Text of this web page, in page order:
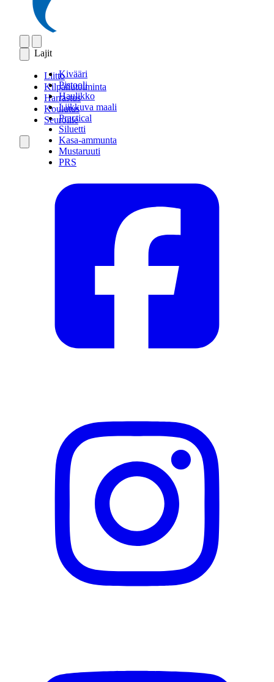
Lajit
Kivääri
Pistooli
Haulikko
Liikkuva maali
Practical
Siluetti
Kasa-ammunta
Mustaruuti
PRS
Liitto
Kilpailutoiminta
Harrastus
Koulutus
Seuroille